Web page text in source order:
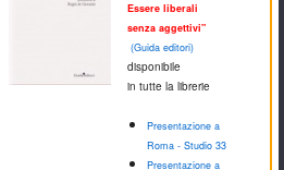
Essere liberali
senza aggettivi"
(Guida editori)
disponibile
in tutte la librerie
Presentazione a
Roma - Studio 33
Presentazione a